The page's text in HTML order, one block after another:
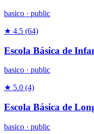
basico · public
★ 4.5 (64)
Escola Básica de
basico · public
★ 5.0 (4)
Escola Básica de
basico · public